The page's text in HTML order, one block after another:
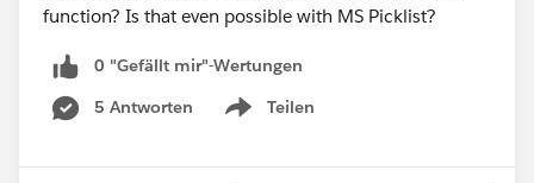
function? Is that even possible with MS Picklist?
0 "Gefällt mir"-Wertungen
5 Antworten
Teilen
Show menu